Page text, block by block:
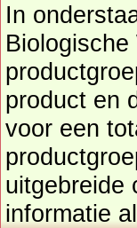
In
Biologische
voor een totaal overzicht of bekijk alle producten uit de
uitgebreide
informatie